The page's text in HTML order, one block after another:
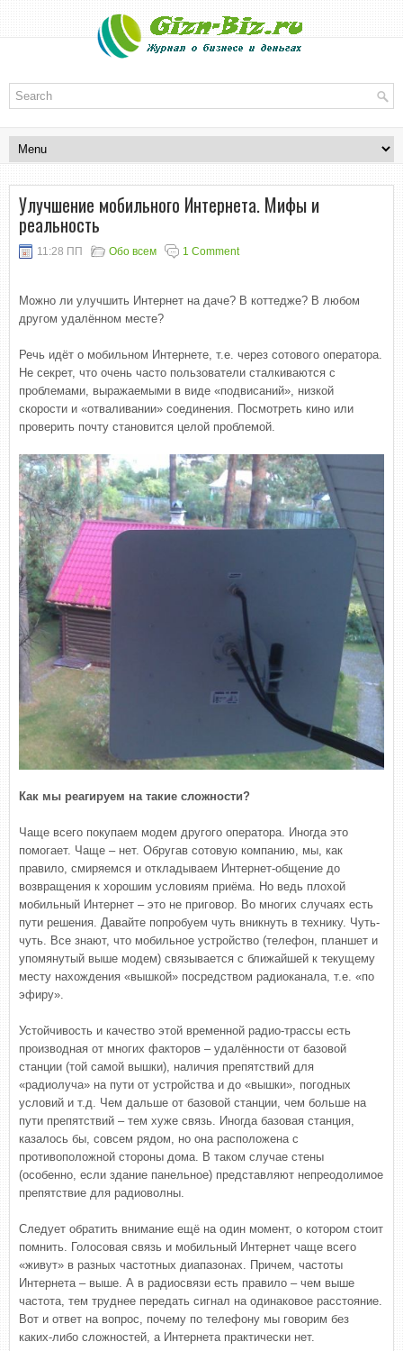
Улучшение мобильного Интернета. Мифы и
реальность
11:28 ПП Обо всем 1 Comment
Можно ли улучшить Интернет на даче? В коттедже? В любом
другом удалённом месте?
Речь идёт о мобильном Интернете, т.е. через сотового оператора.
Не секрет, что очень часто пользователи сталкиваются с
проблемами, выражаемыми в виде «подвисаний», низкой
скорости и «отваливании» соединения. Посмотреть кино или
проверить почту становится целой проблемой.
Как мы реагируем на такие сложности?
Чаще всего покупаем модем другого оператора. Иногда это
помогает. Чаще – нет. Обругав сотовую компанию, мы, как
правило, смиряемся и откладываем Интернет-общение до
возвращения к хорошим условиям приёма. Но ведь плохой
мобильный Интернет – это не приговор. Во многих случаях есть
пути решения. Давайте попробуем чуть вникнуть в технику. Чуть-
чуть. Все знают, что мобильное устройство (телефон, планшет и
упомянутый выше модем) связывается с ближайшей к текущему
месту нахождения «вышкой» посредством радиоканала, т.е. «по
эфиру».
Устойчивость и качество этой временной радио-трассы есть
производная от многих факторов – удалённости от базовой
станции (той самой вышки), наличия препятствий для
«радиолуча» на пути от устройства и до «вышки», погодных
условий и т.д. Чем дальше от базовой станции, чем больше на
пути препятствий – тем хуже связь. Иногда базовая станция,
казалось бы, совсем рядом, но она расположена с
противоположной стороны дома. В таком случае стены
(особенно, если здание панельное) представляют непреодолимое
препятствие для радиоволны.
Следует обратить внимание ещё на один момент, о котором стоит
помнить. Голосовая связь и мобильный Интернет чаще всего
«живут» в разных частотных диапазонах. Причем, частоты
Интернета – выше. А в радиосвязи есть правило – чем выше
частота, тем труднее передать сигнал на одинаковое расстояние.
Вот и ответ на вопрос, почему по телефону мы говорим без
каких-либо сложностей, а Интернета практически нет.